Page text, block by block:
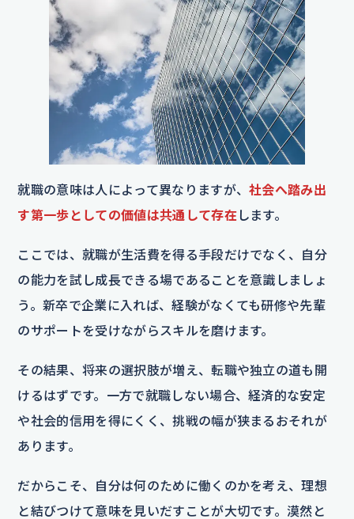
就職の意味は人によって異なりますが、社会へ踏み出
す第一歩としての価値は共通して存在します。
ここでは、就職が生活費を得る手段だけでなく、自分
の能力を試し成長できる場であることを意識しましょ
う。新卒で企業に入れば、経験がなくても研修や先輩
のサポートを受けながらスキルを磨けます。
その結果、将来の選択肢が増え、転職や独立の道も開
けるはずです。一方で就職しない場合、経済的な安定
や社会的信用を得にくく、挑戦の幅が狭まるおそれが
あります。
だからこそ、自分は何のために働くのかを考え、理想
と結びつけて意味を見いだすことが大切です。漠然と